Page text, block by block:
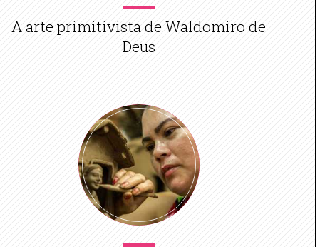
A arte primitivista de Waldomiro de
Deus